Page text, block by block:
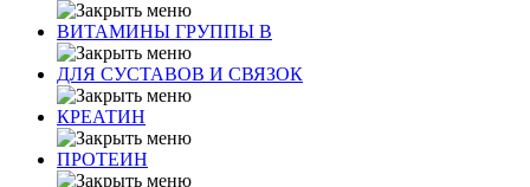
ВИТАМИНЫ ГРУППЫ В
ДЛЯ СУСТАВОВ И СВЯЗОК
КРЕАТИН
ПРОТЕИН